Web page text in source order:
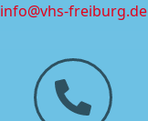
info@vhs-freiburg.de